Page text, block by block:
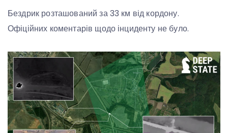
Бездрик розташований за 33 км від кордону.
Офіційних коментарів щодо інциденту не було.